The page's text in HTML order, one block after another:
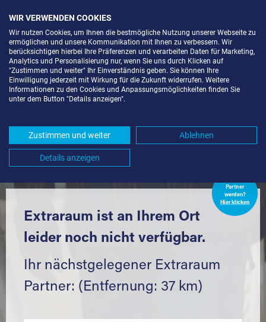
SELF STORAGE IN WYHL AM
UMGEBUNG *
Komfortabel einlagern mit Extraraum
Partner
werden?
Hier klicken
Extraraum ist an Ihrem Ort
leider noch nicht verfügbar.
Ihr nächstgelegener Extraraum
Partner: (Entfernung: 37 km)
WIR VERWENDEN COOKIES
Wir nutzen Cookies, um Ihnen die bestmögliche Nutzung unserer Webseite zu
ermöglichen und unsere Kommunikation mit Ihnen zu verbessern. Wir
berücksichtigen hierbei Ihre Präferenzen und verarbeiten Daten für Marketing,
Analytics und Personalisierung nur, wenn Sie uns durch Klicken auf
"Zustimmen und weiter" Ihr Einverständnis geben. Sie können Ihre
Einwilligung jederzeit mit Wirkung für die Zukunft widerrufen. Weitere
Informationen zu den Cookies und Anpassungsmöglichkeiten finden Sie
unter dem Button "Details anzeigen".
Zustimmen und weiter Ablehnen
Details anzeigen